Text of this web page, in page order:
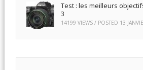
Test : les meilleurs
3
14199 VIEWS / POSTED 13